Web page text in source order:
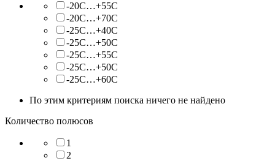
-20С…+55С
-20С…+70С
-25C…+40C
-25C…+50C
-25C…+55C
-25С…+50С
-25С…+60С
По этим критериям поиска ничего не найдено
Количество полюсов
1
2